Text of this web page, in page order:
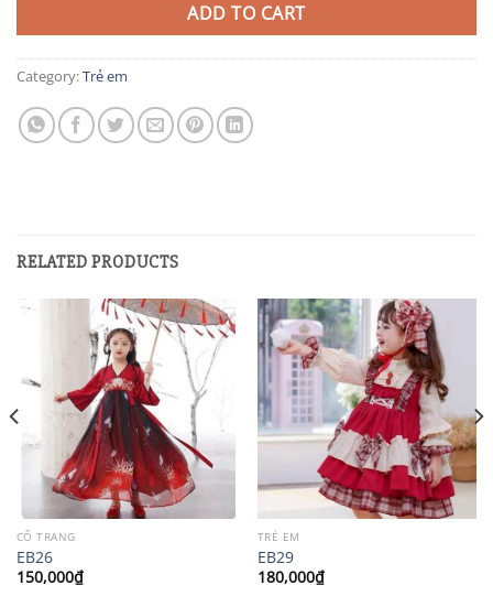
ADD TO CART
Category:Trẻ em
RELATED PRODUCTS
CỔ TRANG
EB26
150,000₫
TRẺ EM
EB29
180,000₫